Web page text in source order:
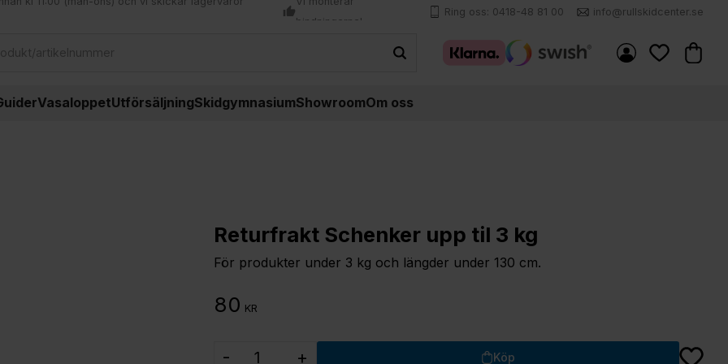
thumb_up
bindningarna!
Ring oss: 0418-48 81 00 info@rullskidcenter.se
VasaloppetUtförsäljningSkidgymnasiumShowroomOm oss
Returfrakt Schenker upp til 3 kg
För produkter under 3 kg och längder under 130 cm.
80 KR
+
- Köp Lägg